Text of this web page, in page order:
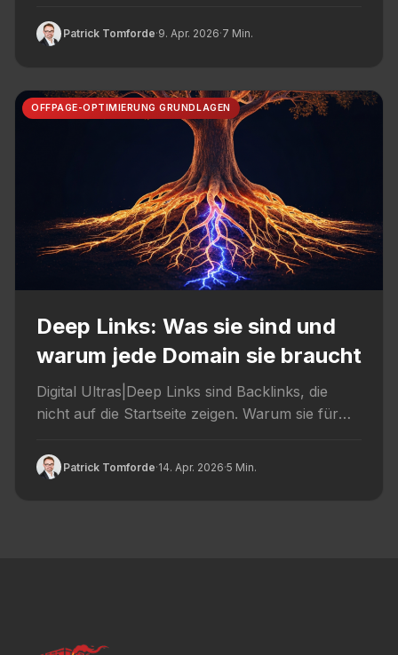
Projekten.
Patrick Tomforde·9. Apr. 2026·7 Min.
OFFPAGE-OPTIMIERUNG GRUNDLAGEN
Deep Links: Was sie sind und
warum jede Domain sie braucht
Digital Ultras|Deep Links sind Backlinks, die
nicht auf die Startseite zeigen. Warum sie für
Patrick Tomforde·14. Apr. 2026·5 Min.